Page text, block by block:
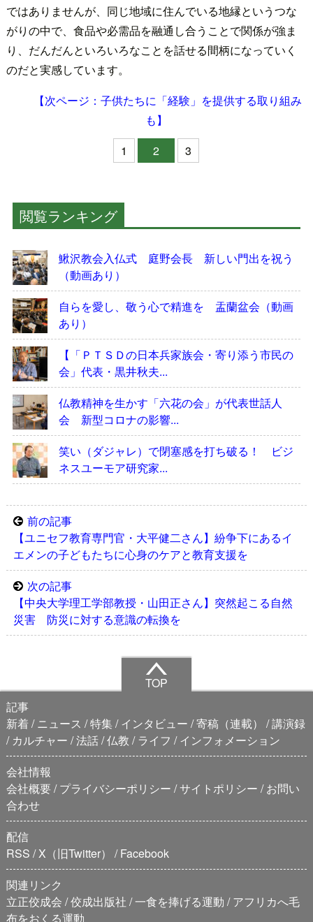
ではありませんが、同じ地域に住んでいる地縁というつな
がりの中で、食品や必需品を融通し合うことで関係が強ま
り、だんだんといろいろなことを話せる間柄になっていく
のだと実感しています。
【次ページ：子供たちに「経験」を提供する取り組み
も】
1
2 3
閲覧ランキング
鰍沢教会入仏式 庭野会長 新しい門出を祝う
（動画あり）
自らを愛し、敬う心で精進を 盂蘭盆会（動画
あり）
【「ＰＴＳＤの日本兵家族会・寄り添う市民の
会」代表・黒井秋夫...
仏教精神を生かす「六花の会」が代表世話人
会 新型コロナの影響...
笑い（ダジャレ）で閉塞感を打ち破る！ ビジ
ネスユーモア研究家...
前の記事
【ユニセフ教育専門官・大平健二さん】紛争下にあるイ
エメンの子どもたちに心身のケアと教育支援を
次の記事
【中央大学理工学部教授・山田正さん】突然起こる自然
災害 防災に対する意識の転換を
TOP
記事
新着
ニュース 特集 インタビュー 寄稿（連載）
講演録
カルチャー 法話 仏教 ライフ
インフォメーション
会社情報
会社概要 プライバシーポリシー サイトポリシー
お問い
合わせ
配信
RSS
X（旧Twitter）
Facebook
関連リンク
立正佼成会 佼成出版社 一食を捧げる運動
アフリカへ毛
布をおくる運動